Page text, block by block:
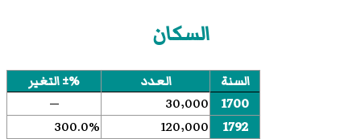
السكان
السنة العدد %± التغير
1700 30٬000
—
1792
120٬000
300.0%